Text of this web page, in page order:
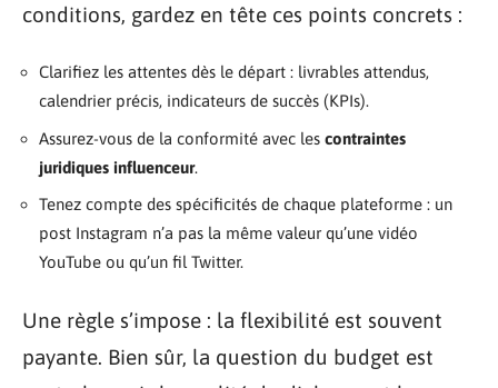
conditions, gardez en tête ces points concrets :
Clarifiez les attentes dès le départ : livrables attendus,
calendrier précis, indicateurs de succès (KPIs).
Assurez-vous de la conformité avec les contraintes
juridiques influenceur.
Tenez compte des spécificités de chaque plateforme : un
post Instagram n’a pas la même valeur qu’une vidéo
YouTube ou qu’un fil Twitter.
Une règle s’impose : la flexibilité est souvent
payante. Bien sûr, la question du budget est